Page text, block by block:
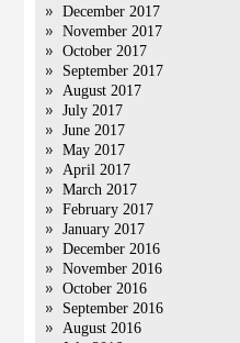
December 2017
November 2017
October 2017
September 2017
August 2017
July 2017
June 2017
May 2017
April 2017
March 2017
February 2017
January 2017
December 2016
November 2016
October 2016
September 2016
August 2016